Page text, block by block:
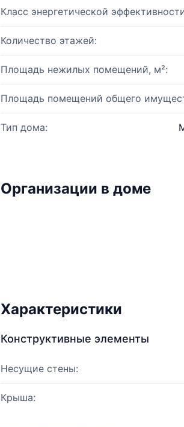
Класс энергетической
Количество этажей:
Площадь нежилых помещений, м²:
Площадь помещений общего
Тип дома:
Организации в доме
Характеристики
Конструктивные элементы
Несущие стены:
Крыша: